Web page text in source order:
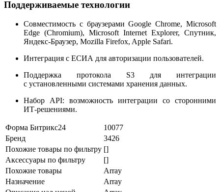
Поддерживаемые технологии
Совместимость с браузерами Google Chrome, Microsoft
Edge (Chromium), Microsoft Internet Explorer, Спутник,
Яндекс-Браузер, Mozilla Firefox, Apple Safari.
Интеграция с ЕСИА для авторизации пользователей.
Поддержка протокола S3 для интеграции
с установленными системами хранения данных.
Набор API: возможность интеграции со сторонними
ИТ-решениями.
Форма Битрикс24
10077
Бренд
3426
Похожие товары по фильтру []
Аксессуары по фильтру
[]
Похожие товары
Array
Назначение
Array